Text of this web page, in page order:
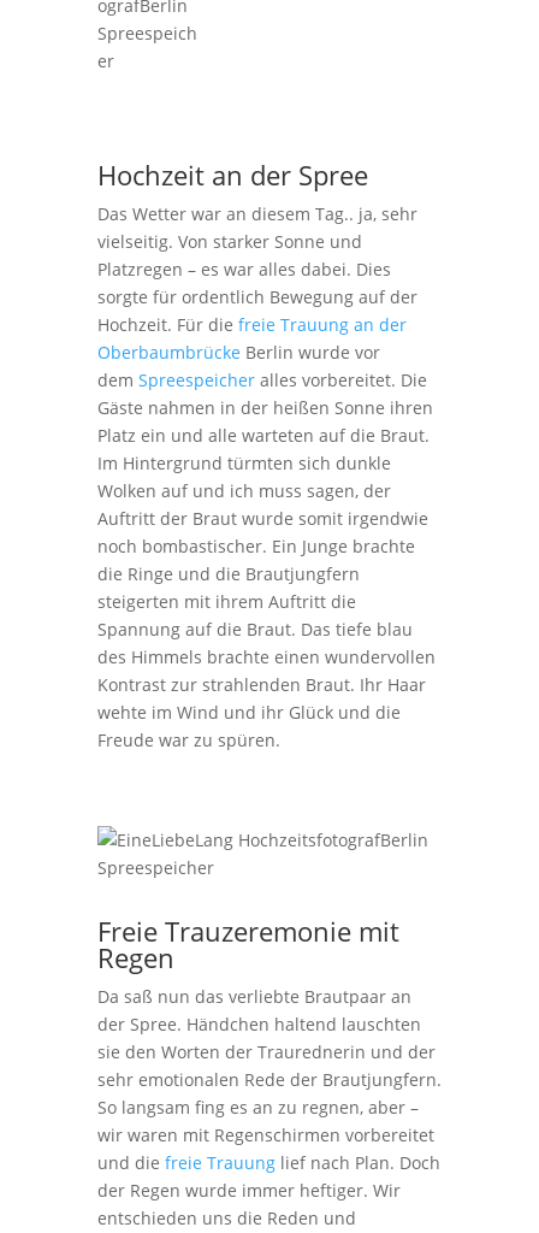
Hochzeit an der Spree
Das Wetter war an diesem Tag.. ja, sehr
vielseitig. Von starker Sonne und
Platzregen – es war alles dabei. Dies
sorgte für ordentlich Bewegung auf der
Hochzeit. Für die freie Trauung an der
Oberbaumbrücke Berlin wurde vor
dem Spreespeicher alles vorbereitet. Die
Gäste nahmen in der heißen Sonne ihren
Platz ein und alle warteten auf die Braut.
Im Hintergrund türmten sich dunkle
Wolken auf und ich muss sagen, der
Auftritt der Braut wurde somit irgendwie
noch bombastischer. Ein Junge brachte
die Ringe und die Brautjungfern
steigerten mit ihrem Auftritt die
Spannung auf die Braut. Das tiefe blau
des Himmels brachte einen wundervollen
Kontrast zur strahlenden Braut. Ihr Haar
wehte im Wind und ihr Glück und die
Freude war zu spüren.
Freie Trauzeremonie mit
Regen
Da saß nun das verliebte Brautpaar an
der Spree. Händchen haltend lauschten
sie den Worten der Traurednerin und der
sehr emotionalen Rede der Brautjungfern.
So langsam fing es an zu regnen, aber –
wir waren mit Regenschirmen vorbereitet
und die freie Trauung lief nach Plan. Doch
der Regen wurde immer heftiger. Wir
entschieden uns die Reden und